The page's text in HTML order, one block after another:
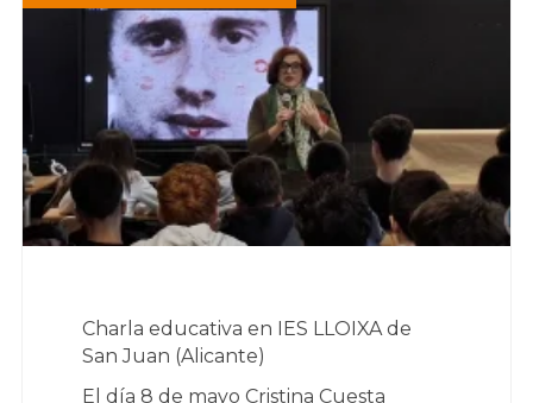
Charla educativa en IES LLOIXA de
San Juan (Alicante)
El día 8 de mayo Cristina Cuesta